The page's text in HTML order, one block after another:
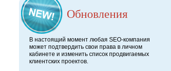
Обновления
В настоящий момент любая SEO-компания
может подтвердить свои права в личном
кабинете и изменить список продвигаемых
клиентских проектов.